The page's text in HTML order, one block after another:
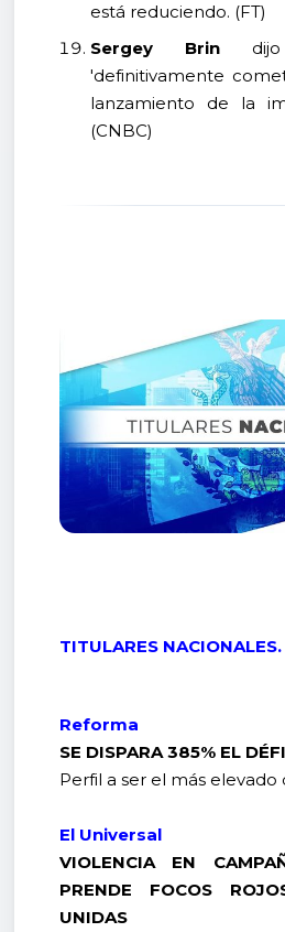
está reduciendo. (FT)
Sergey Brin
'definitivamente
lanzamiento de la
(CNBC)
TITULARES NACIONALES.
Reforma
SE DISPARA 385% EL
Perfil a ser el más elevado
El Universal
VIOLENCIA EN
PRENDE FOCOS
UNIDAS